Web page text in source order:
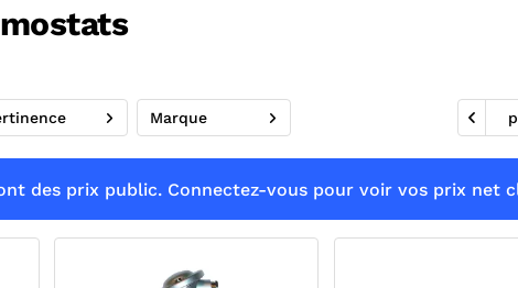
Marque
des prix public. Connectez-vous pour voir vos prix net